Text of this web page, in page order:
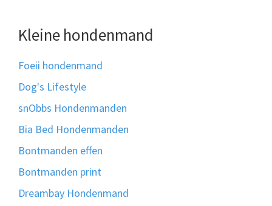
Kleine hondenmand
Foeii hondenmand
Dog's Lifestyle
snObbs Hondenmanden
Bia Bed Hondenmanden
Bontmanden effen
Bontmanden print
Dreambay Hondenmand